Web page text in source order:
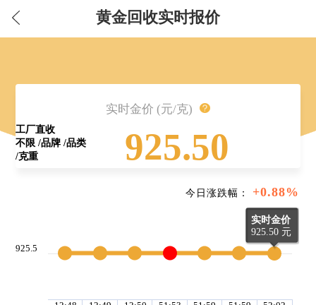
黄金回收实时报价
实时金价 (元/克)
工厂直收
不限 /品牌 /品类
/克重
925.50
今日涨跌幅： +0.88%
925.5
实时金价
925.50 元